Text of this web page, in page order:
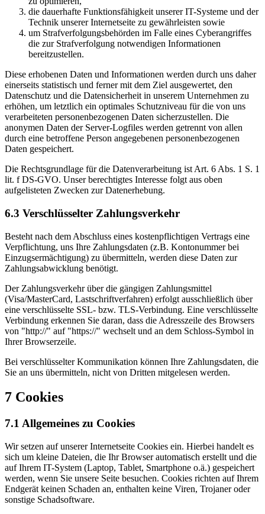
die dauerhafte Funktionsfähigkeit unserer IT-Systeme und der
Technik unserer Internetseite zu gewährleisten sowie
um Strafverfolgungsbehörden im Falle eines Cyberangriffes
die zur Strafverfolgung notwendigen Informationen
bereitzustellen.
Diese erhobenen Daten und Informationen werden durch uns daher
einerseits statistisch und ferner mit dem Ziel ausgewertet, den
Datenschutz und die Datensicherheit in unserem Unternehmen zu
erhöhen, um letztlich ein optimales Schutzniveau für die von uns
verarbeiteten personenbezogenen Daten sicherzustellen. Die
anonymen Daten der Server-Logfiles werden getrennt von allen
durch eine betroffene Person angegebenen personenbezogenen
Daten gespeichert.
Die Rechtsgrundlage für die Datenverarbeitung ist Art. 6 Abs. 1 S. 1
lit. f DS-GVO. Unser berechtigtes Interesse folgt aus oben
aufgelisteten Zwecken zur Datenerhebung.
6.3 Verschlüsselter Zahlungsverkehr
Besteht nach dem Abschluss eines kostenpflichtigen Vertrags eine
Verpflichtung, uns Ihre Zahlungsdaten (z.B. Kontonummer bei
Einzugsermächtigung) zu übermitteln, werden diese Daten zur
Zahlungsabwicklung benötigt.
Der Zahlungsverkehr über die gängigen Zahlungsmittel
(Visa/MasterCard, Lastschriftverfahren) erfolgt ausschließlich über
eine verschlüsselte SSL- bzw. TLS-Verbindung. Eine verschlüsselte
Verbindung erkennen Sie daran, dass die Adresszeile des Browsers
von "http://" auf "https://" wechselt und an dem Schloss-Symbol in
Ihrer Browserzeile.
Bei verschlüsselter Kommunikation können Ihre Zahlungsdaten, die
Sie an uns übermitteln, nicht von Dritten mitgelesen werden.
7 Cookies
7.1 Allgemeines zu Cookies
Wir setzen auf unserer Internetseite Cookies ein. Hierbei handelt es
sich um kleine Dateien, die Ihr Browser automatisch erstellt und die
auf Ihrem IT-System (Laptop, Tablet, Smartphone o.ä.) gespeichert
werden, wenn Sie unsere Seite besuchen. Cookies richten auf Ihrem
Endgerät keinen Schaden an, enthalten keine Viren, Trojaner oder
sonstige Schadsoftware.